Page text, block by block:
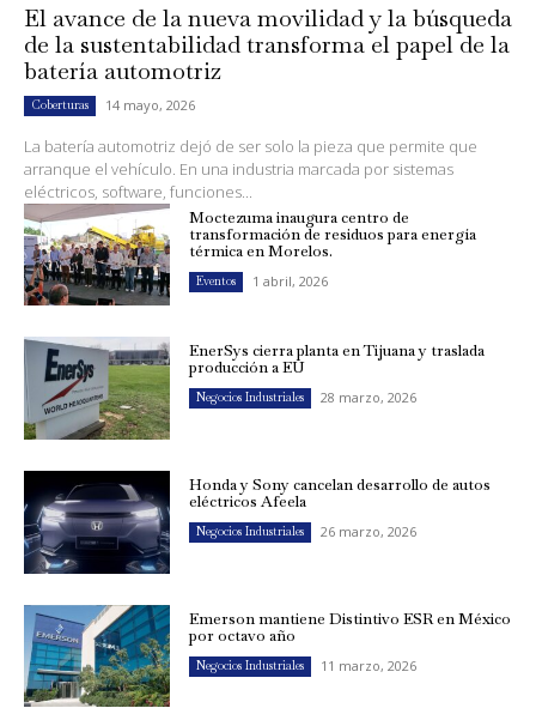
El avance de la nueva movilidad y la búsqueda
de la sustentabilidad transforma el papel de la
batería automotriz
Coberturas 14 mayo, 2026
La batería automotriz dejó de ser solo la pieza que permite que
arranque el vehículo. En una industria marcada por sistemas
eléctricos, software, funciones...
Moctezuma inaugura centro de
transformación de residuos para energía
térmica en Morelos.
Eventos 1 abril, 2026
EnerSys cierra planta en Tijuana y traslada
producción a EU
Negocios Industriales 28 marzo, 2026
Honda y Sony cancelan desarrollo de autos
eléctricos Afeela
Negocios Industriales 26 marzo, 2026
Emerson mantiene Distintivo ESR en México
por octavo año
Negocios Industriales 11 marzo, 2026